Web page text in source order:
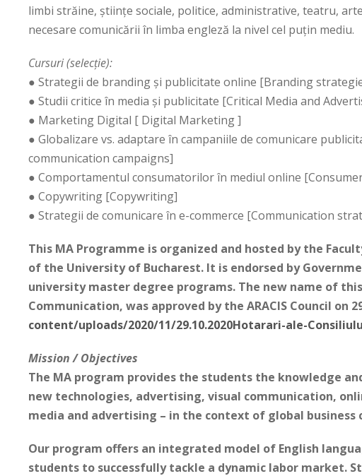
limbi străine, ştiinţe sociale, politice, administrative, teatru,
necesare comunicării în limba engleză la nivel cel puțin mediu.
Cursuri (selecție):
● Strategii de branding și publicitate online [Branding
● Studii critice în media și publicitate [Critical Media and
● Marketing Digital [ Digital Marketing ]
● Globalizare vs. adaptare în campaniile de comunicare
communication campaigns]
● Comportamentul consumatorilor în mediul online
● Copywriting [Copywriting]
● Strategii de comunicare în e-commerce [Communication
This MA Programme is organized and hosted by the
of the University of Bucharest. It is endorsed by
university master degree programs. The new name of
Communication, was approved by the ARACIS Council on
content/uploads/2020/11/29.10.2020Hotarari-ale-
Mission / Objectives
The MA program provides the students the knowledge
new technologies, advertising, visual communication,
media and advertising – in the context of global business
Our program offers an integrated model of English
students to successfully tackle a dynamic labor market.